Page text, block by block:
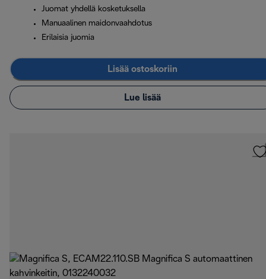
Juomat yhdellä kosketuksella
Manuaalinen maidonvaahdotus
Erilaisia juomia
Lisää ostoskoriin
Lue lisää